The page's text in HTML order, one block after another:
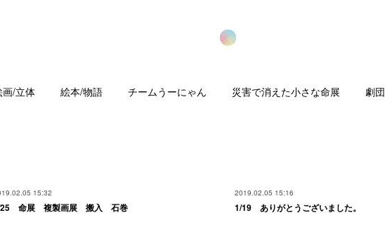
画/立体 絵本/物語 チームうーにゃん 災害で消えた小さな命展 劇
15:32
命展 複製画展 搬入 石巻
2019.02.05 15:16
1/19 ありがとうございました。